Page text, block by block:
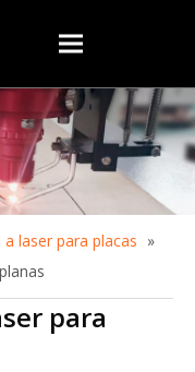
laser para placas »
para